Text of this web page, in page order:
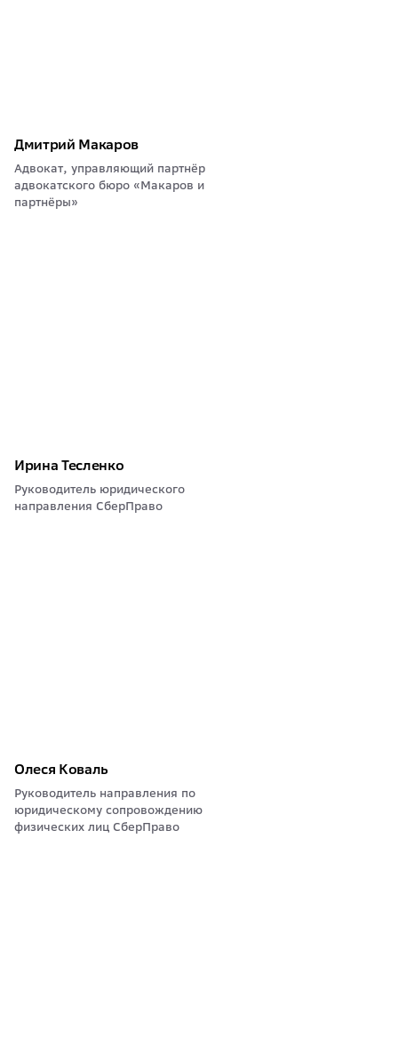
Дмитрий Макаров
Адвокат, управляющий партнёр
адвокатского бюро «Макаров и
партнёры»
Ирина Тесленко
Руководитель юридического
направления СберПраво
Олеся Коваль
Руководитель направления по
юридическому сопровождению
физических лиц СберПраво